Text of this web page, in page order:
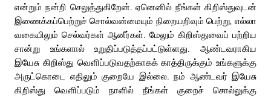
என்றும் நன்றி செலுத்துகிறேன். ஏனெனில் நீங்கள் கிறிஸ்துவுடன்
இணைக்கப்பெற்றுச் சொல்வன்மையும் நிறையறிவும் பெற்று, எல்லா
வகையிலும் செல்வர்கள் ஆனீர்கள். மேலும் கிறிஸ்துவைப் பற்றிய
சான்று உங்களால் உறுதிப்படுத்தப்பட்டுள்ளது. ஆண்டவராகிய
இயேசு கிறிஸ்து வெளிப்படுவதற்காகக் காத்திருக்கும் உங்களுக்கு
அருட்கொடை எதிலும் குறையே இல்லை. நம் ஆண்டவர் இயேசு
கிறிஸ்து வெளிப்படும் நாளில் நீங்கள் குறைச் சொல்லுக்கு